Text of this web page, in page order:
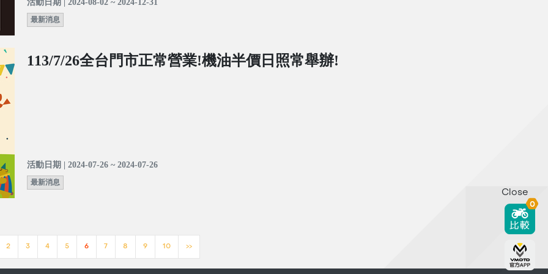
活動日期 | 2024-08-02 ~ 2024-12-31
最新消息
113/7/26全台門市正常營業!機油半價日照常舉辦!
活動日期 | 2024-07-26 ~ 2024-07-26
最新消息
2 3 4 5 6 7 8 9 10 >>
Close
0